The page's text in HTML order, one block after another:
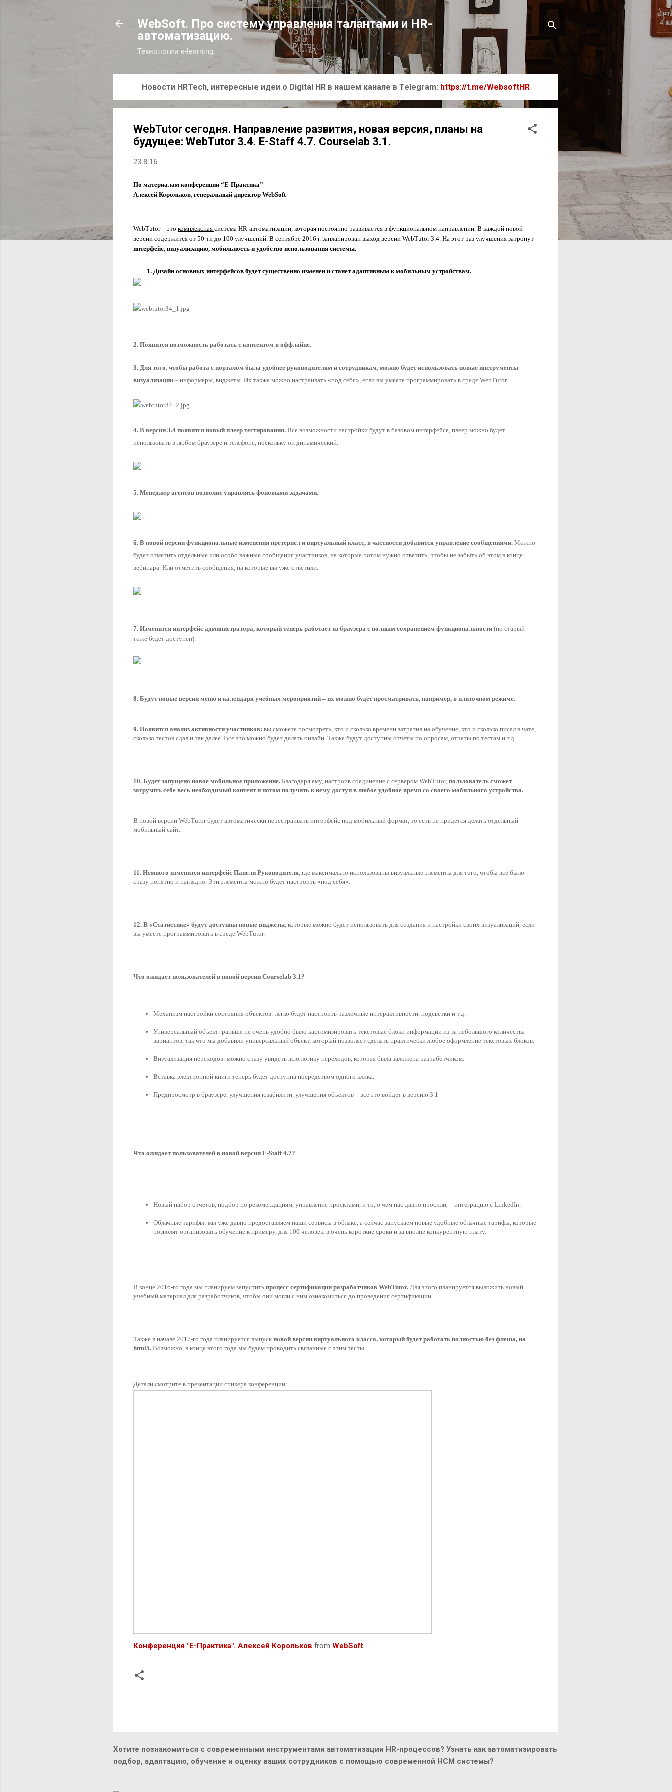
К основному контенту
WebSoft. Про систему управления талантами и HR-
автоматизацию.
Технологии e-learning
Новости HRTech, интересные идеи о Digital HR в нашем канале в Telegram: https://t.me/WebsoftHR
WebTutor сегодня. Направление развития, новая версия, планы на
будущее: WebTutor 3.4. Е-Staff 4.7. Courselab 3.1.
23.8.16
По материалам конференции “Е-Практика”
Алексей Корольков, генеральный директор WebSoft
WebTutor – это комплексная система HR-автоматизации, которая постоянно развивается в функциональном направлении. В каждой новой
интерфейс, визуализацию, мобильность и удобство использования системы.
Дизайн основных интерфейсов будет существенно изменен и станет адаптивным к мобильным устройствам.
2. Появится возможность работать с контентом в оффлайне.
3. Для того, чтобы работа с порталом была удобнее руководителям и сотрудникам, можно будет использовать новые инструменты
визуализации – информеры, виджеты. Их также можно настраивать «под себя», если вы умеете программировать в среде WebTutor.
4. В версии 3.4 появится новый плеер тестирования. Все возможности настройки будут в базовом интерфейсе, плеер можно будет
использовать в любом браузере и телефоне, поскольку он динамический.
5. Менеджер агентов позволит управлять фоновыми задачами.
6. В новой версии функциональные изменения претерпел и виртуальный класс, в частности добавится управление сообщениями. Можно
будет отметить отдельные или особо важные сообщения участников, на которые потом нужно ответить, чтобы не забыть об этом в конце
вебинара. Или отметить сообщения, на которые вы уже ответили.
7. Изменится интерфейс администратора, который теперь работает из браузера с полным сохранением функциональности (но старый
тоже будет доступен).
8. Будут новые версии меню и календаря учебных мероприятий – их можно будет просматривать, например, в плиточном режиме.
9. Появится анализ активности участников: вы сможете посмотреть, кто и сколько времени затратил на обучение, кто и сколько писал в чате,
сколько тестов сдал и так далее. Все это можно будет делать онлайн. Также будут доступны отчеты по опросам, отчеты по тестам и т.д.
10. Будет запущено новое мобильное приложение. Благодаря ему, настроив соединение с сервером WebTutor, пользователь cможет
загрузить себе весь необходимый контент и потом получить к нему доступ в любое удобное время со своего мобильного устройства.
В новой версии WebTutor будет автоматически перестраивать интерфейс под мобильный формат, то есть не придется делать отдельный
мобильный сайт.
11. Немного изменится интерфейс Панели Руководителя, где максимально использованы визуальные элементы для того, чтобы всё было
сразу понятно и наглядно. Эти элементы можно будет настроить «под себя».
12. В «Статистике» будут доступны новые виджеты, которые можно будет использовать для создания и настройки своих визуализаций, если
вы умеете программировать в среде WebTutor.
Что ожидает пользователей в новой версии Courselab 3.1?
Механизм настройки состояния объектов: легко будет настроить различные интерактивности, подсветки и т.д.
Универсальный объект: раньше не очень удобно было кастомизировать текстовые блоки информации из-за небольшого количества
вариантов, так что мы добавили универсальный объект, который позволяет сделать практически любое оформление текстовых блоков.
Визуализация переходов: можно сразу увидеть всю логику переходов, которая была заложена разработчиком.
Вставка электронной книги теперь будет доступна посредством одного клика.
Предпросмотр в браузере, улучшения юзабилити, улучшения объектов – все это войдет в версию 3.1
Что ожидает пользователей в новой версии Е-Staff 4.7?
Новый набор отчетов, подбор по рекомендациям, управление проектами, и то, о чем нас давно просили, – интеграцию с LinkedIn.
Облачные тарифы: мы уже давно предоставляем наши сервисы в облаке, а сейчас запускаем новые удобные облачные тарифы, которые
позволят организовать обучение к примеру, для 100 человек, в очень короткие сроки и за вполне конкурентную плату.
В конце 2016-го года мы планируем запустить процесс сертификации разработчиков WebTutor. Для этого планируется выложить новый
учебный материал для разработчиков, чтобы они могли с ним ознакомиться до проведения сертификации.
Также в начале 2017-го года планируется выпуск новой версии виртуального класса, который будет работать полностью без флеша, на
html5. Возможно, в конце этого года мы будем проводить связанные с этим тесты.
Детали смотрите в презентации спикера конференции:
Конференция "Е-Практика". Алексей Корольков from WebSoft
Хотите познакомиться с современными инструментами автоматизации HR-процессов? Узнать как автоматизировать
подбор, адаптацию, обучение и оценку ваших сотрудников с помощью современной HCM системы?